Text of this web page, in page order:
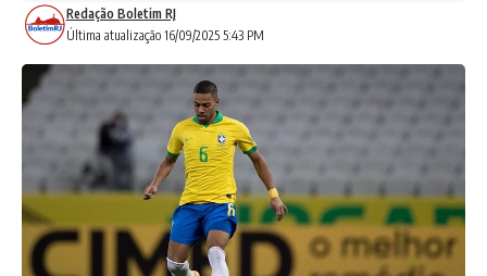
Última atualização 16/09/2025 5:43 PM
Redação Boletim RJ